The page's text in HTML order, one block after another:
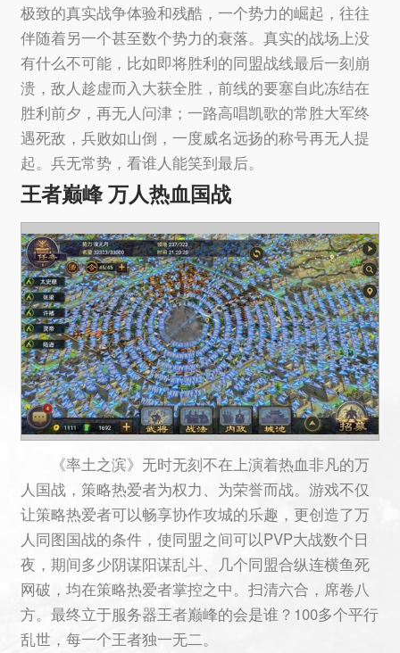
极致的真实战争体验和残酷，一个势力的崛起，往往
伴随着另一个甚至数个势力的衰落。真实的战场上没
有什么不可能，比如即将胜利的同盟战线最后一刻崩
溃，敌人趁虚而入大获全胜，前线的要塞自此冻结在
胜利前夕，再无人问津；一路高唱凯歌的常胜大军终
遇死敌，兵败如山倒，一度威名远扬的称号再无人提
起。兵无常势，看谁人能笑到最后。
王者巅峰 万人热血国战
《率土之滨》无时无刻不在上演着热血非凡的万
人国战，策略热爱者为权力、为荣誉而战。游戏不仅
让策略热爱者可以畅享协作攻城的乐趣，更创造了万
人同图国战的条件，使同盟之间可以PVP大战数个日
夜，期间多少阴谋阳谋乱斗、几个同盟合纵连横鱼死
网破，均在策略热爱者掌控之中。扫清六合，席卷八
方。最终立于服务器王者巅峰的会是谁？100多个平行
乱世，每一个王者独一无二。